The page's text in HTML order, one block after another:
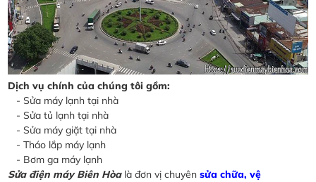
Dịch vụ chính của chúng tôi gồm:
- Sửa máy lạnh tại nhà
- Sửa tủ lạnh tại nhà
- Sửa máy giặt tại nhà
- Tháo lắp máy lạnh
- Bơm ga máy lạnh
Sửa điện máy Biên Hòa là đơn vị chuyênsửa chữa, vệ